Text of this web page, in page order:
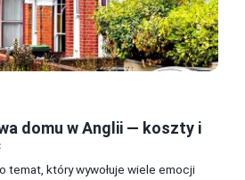
domu w Anglii — koszty i
temat, który wywołuje wiele emocji